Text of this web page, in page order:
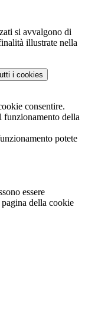
si avvalgono di
illustrate nella
i cookies
consentire.
funzionamento della
potete
essere
della cookie